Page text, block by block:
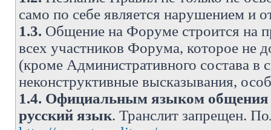
само по себе является нарушением и
1.3. Общение на Форуме строится на
всех участников Форума, которое не
(кроме Административного состава в
неконструктивные высказывания,
1.4. Официальным языком общения
русский язык. Транслит запрещен.